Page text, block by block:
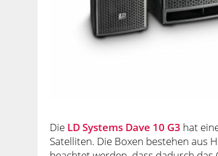
Die LD Systems Dave 10 G3 hat
Satelliten. Die Boxen bestehen aus